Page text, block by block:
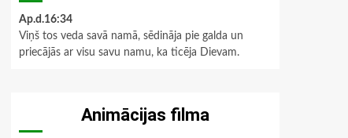
Ap.d.16:34
Viņš tos veda savā namā, sēdināja pie galda un
priecājās ar visu savu namu, ka ticēja Dievam.
Animācijas filma